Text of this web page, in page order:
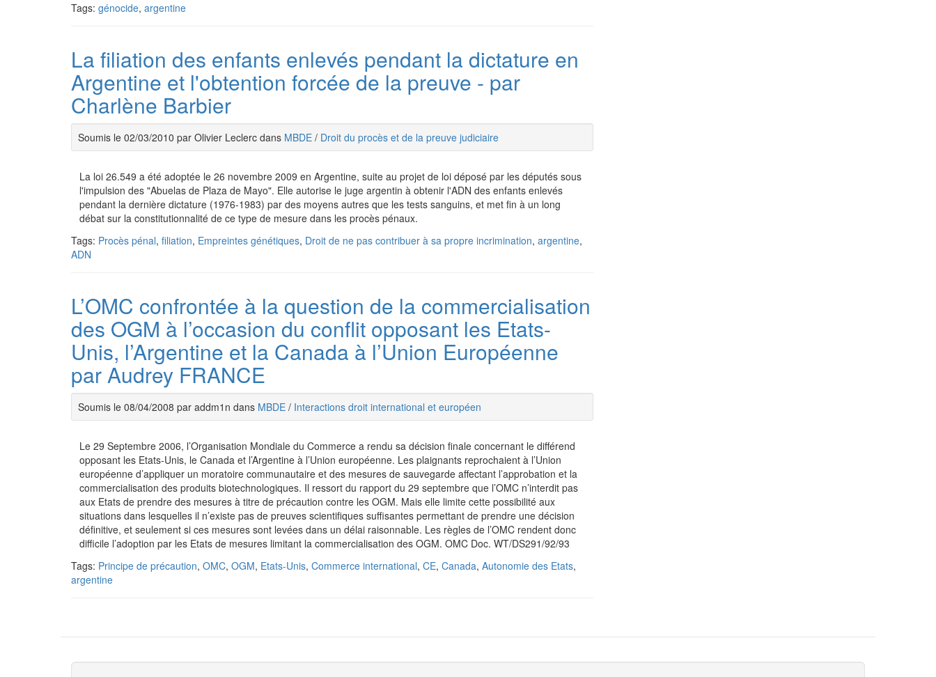
Tags: génocide, argentine
La filiation des enfants enlevés pendant la dictature en
Argentine et l'obtention forcée de la preuve - par
Charlène Barbier
Soumis le 02/03/2010 par Olivier Leclerc dans MBDE / Droit du procès et de la preuve judiciaire
La loi 26.549 a été adoptée le 26 novembre 2009 en Argentine, suite au projet de loi déposé par les députés sous
l'impulsion des "Abuelas de Plaza de Mayo". Elle autorise le juge argentin à obtenir l'ADN des enfants enlevés
pendant la dernière dictature (1976-1983) par des moyens autres que les tests sanguins, et met fin à un long
débat sur la constitutionnalité de ce type de mesure dans les procès pénaux.
Tags: Procès pénal, filiation, Empreintes génétiques, Droit de ne pas contribuer à sa propre incrimination, argentine,
ADN
L’OMC confrontée à la question de la commercialisation
des OGM à l’occasion du conflit opposant les Etats-
Unis, l’Argentine et la Canada à l’Union Européenne
par Audrey FRANCE
Soumis le 08/04/2008 par addm1n dans MBDE / Interactions droit international et européen
Le 29 Septembre 2006, l’Organisation Mondiale du Commerce a rendu sa décision finale concernant le différend
opposant les Etats-Unis, le Canada et l’Argentine à l’Union européenne. Les plaignants reprochaient à l’Union
européenne d’appliquer un moratoire communautaire et des mesures de sauvegarde affectant l’approbation et la
commercialisation des produits biotechnologiques. Il ressort du rapport du 29 septembre que l’OMC n’interdit pas
aux Etats de prendre des mesures à titre de précaution contre les OGM. Mais elle limite cette possibilité aux
situations dans lesquelles il n’existe pas de preuves scientifiques suffisantes permettant de prendre une décision
définitive, et seulement si ces mesures sont levées dans un délai raisonnable. Les règles de l’OMC rendent donc
difficile l’adoption par les Etats de mesures limitant la commercialisation des OGM. OMC Doc. WT/DS291/92/93
Tags: Principe de précaution, OMC, OGM, Etats-Unis, Commerce international, CE, Canada, Autonomie des Etats,
argentine